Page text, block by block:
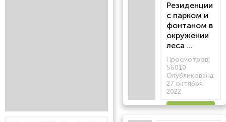
Резиденции
с парком и
фонтаном в
окружении
леса ...
Просмотров:
56010
Опубликована:
27 октября
2022